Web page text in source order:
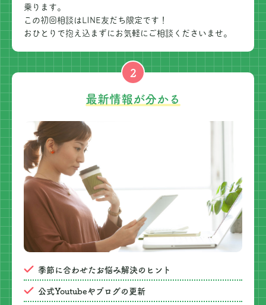
乗ります。
この初回相談はLINE友だち限定です！
おひとりで抱え込まずにお気軽にご相談くださいませ。
2
最新情報が分かる
季節に合わせたお悩み解決のヒント
公式Youtubeやブログの更新